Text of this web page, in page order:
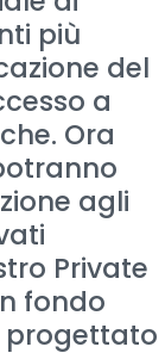
più
del
a
Ora
agli
Private
fondo
progettato